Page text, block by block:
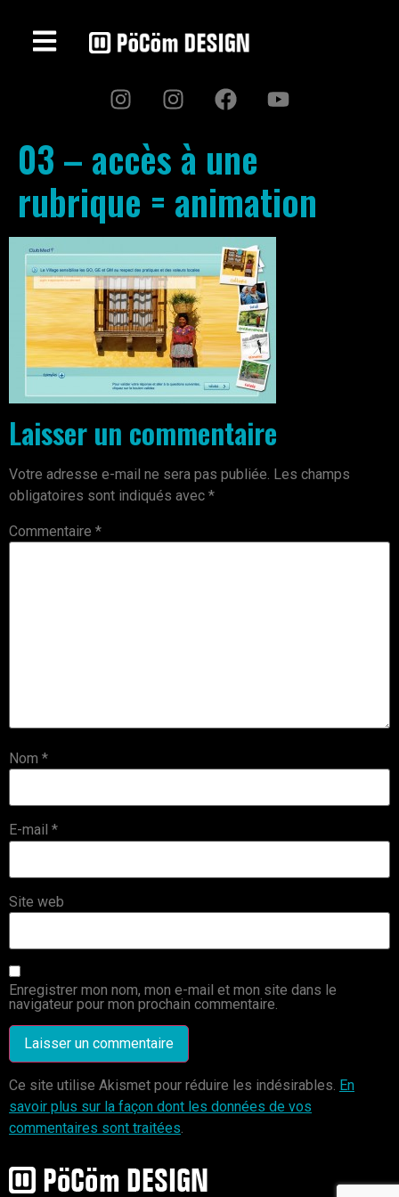
03 – accès à une
rubrique = animation
Laisser un commentaire
Votre adresse e-mail ne sera pas publiée. Les champs
obligatoires sont indiqués avec *
Commentaire *
Nom *
E-mail *
Site web
Enregistrer mon nom, mon e-mail et mon site dans le
navigateur pour mon prochain commentaire.
Ce site utilise Akismet pour réduire les indésirables. En
savoir plus sur la façon dont les données de vos
commentaires sont traitées.